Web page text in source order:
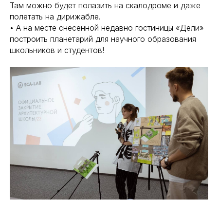
Там можно будет полазить на скалодроме и даже
полетать на дирижабле.
• А на месте снесенной недавно гостиницы «Дели»
построить планетарий для научного образования
школьников и студентов!